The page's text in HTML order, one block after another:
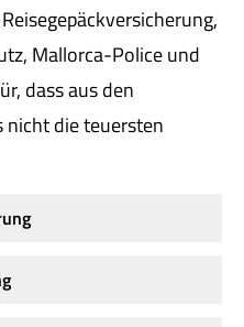
Mallorca-Police und
dass aus den
nicht die teuersten